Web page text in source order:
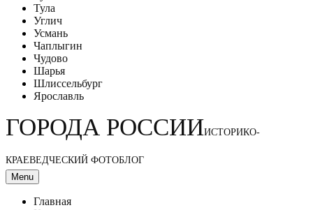
Тула
Углич
Усмань
Чаплыгин
Чудово
Шарья
Шлиссельбург
Ярославль
ГОРОДА РОССИИИСТОРИКО-
КРАЕВЕДЧЕСКИЙ ФОТОБЛОГ
Menu
Главная